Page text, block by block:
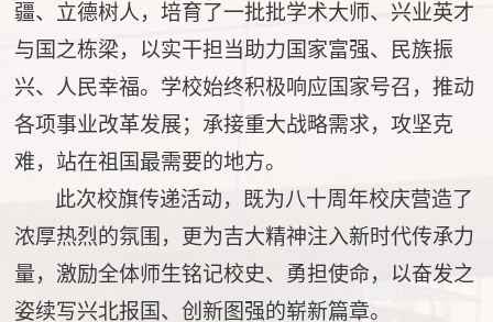
疆、立德树人，培育了一批批学术大师、兴业英才
与国之栋梁，以实干担当助力国家富强、民族振
兴、人民幸福。学校始终积极响应国家号召，推动
各项事业改革发展；承接重大战略需求，攻坚克
难，站在祖国最需要的地方。
此次校旗传递活动，既为八十周年校庆营造了
浓厚热烈的氛围，更为吉大精神注入新时代传承力
量，激励全体师生铭记校史、勇担使命，以奋发之
姿续写兴北报国、创新图强的崭新篇章。